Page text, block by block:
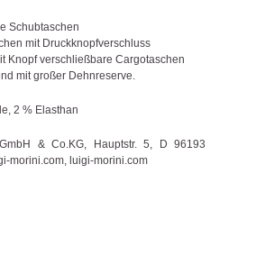
Schubtaschen
mit Druckknopfverschluss
Knopf verschließbare Cargotaschen
mit großer Dehnreserve.
2 % Elasthan
& Co.KG, Hauptstr. 5, D 96193
morini.com, luigi-morini.com